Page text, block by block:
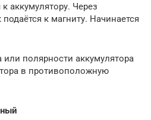
аккумулятору. Через
к магниту. Начинается
полярности аккумулятора
в противоположную